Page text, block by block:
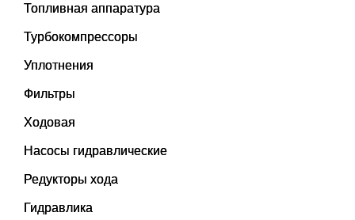
Топливная аппаратура
Турбокомпрессоры
Уплотнения
Фильтры
Ходовая
Насосы гидравлические
Редукторы хода
Гидравлика